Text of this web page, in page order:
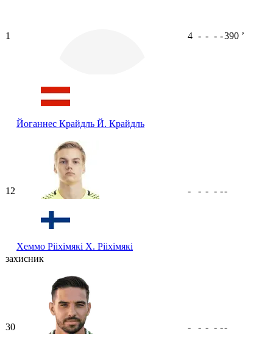
1
Йоганнес Крайдль Й. Крайдль
4 - - - -390 ʼ
12
Хеммо Рііхімякі Х. Рііхімякі
- - - - --
захисник
30 - - - - --